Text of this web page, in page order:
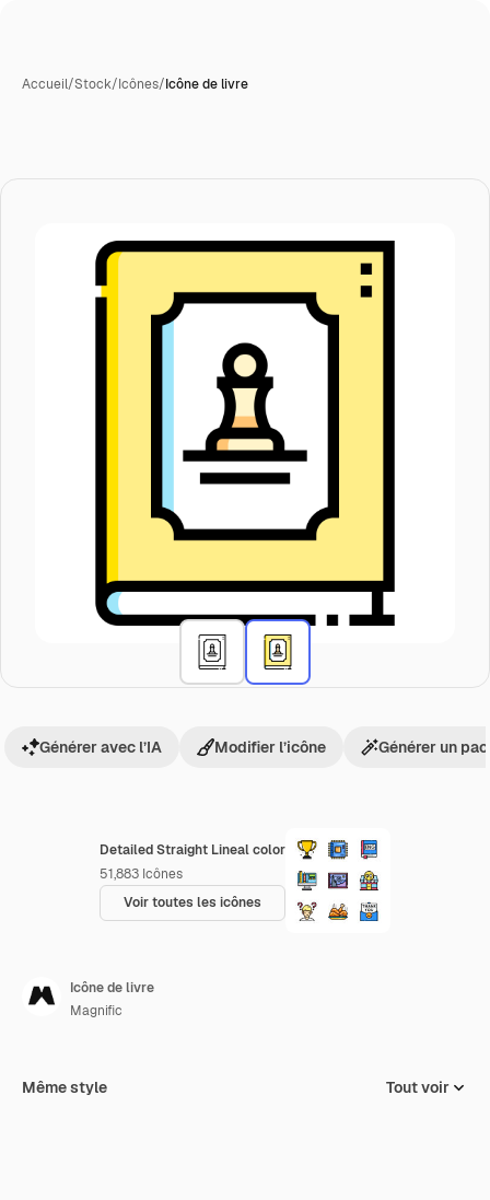
Accueil/Stock/Icônes/Icône de livre
Detailed Straight Lineal color
51,883 Icônes
Voir toutes les icônes
Générer avec l’IA Modifier l’icône Générer un
Icône de livre
Magnific
Même style Tout voir